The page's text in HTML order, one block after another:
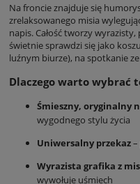
Na froncie znajduje się
zrelaksowanego misia
napis. Całość tworzy
świetnie sprawdzi się jako
luźnym biurze), na spotkanie
Dlaczego warto wybrać
Śmieszny, oryginalny
wygodnego stylu życia
Uniwersalny przekaz–
Wyrazista grafika z
wywołuje uśmiech